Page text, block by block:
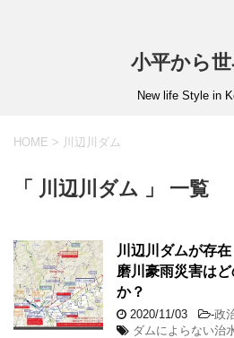
小平から
New life Style in
HOME > 川辺川ダム
「 川辺川ダム 」 一覧
川辺川ダムが存
磨川豪雨災害は
か？
2020/11/03 -政
ダムによらない治